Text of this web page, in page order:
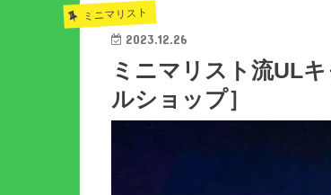
ミニマリスト
2023.12.26
ミニマリスト流UL
ルショップ］